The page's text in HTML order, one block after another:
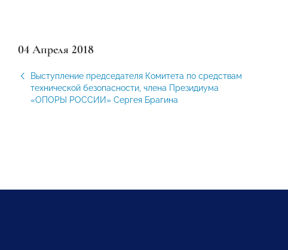
04 Апреля 2018
Выступление председателя Комитета по средствам
технической безопасности, члена Президиума
«ОПОРЫ РОССИИ» Сергея Брагина